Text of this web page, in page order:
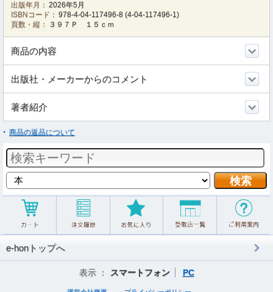
出版年月： 2026年5月
ISBNコード： 978-4-04-117496-8 (4-04-117496-1)
頁数・縦：
３９７Ｐ １５ｃｍ
商品の内容
出版社・メーカーからのコメント
著者紹介
商品の返品について
e-honトップへ
表示 ： スマートフォン PC